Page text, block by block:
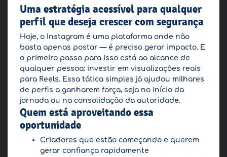
Uma estratégia acessível para qualquer
perfil que deseja crescer com segurança
Hoje, o Instagram é uma plataforma onde não
basta apenas postar — é preciso gerar impacto. E
o primeiro passo para isso está ao alcance de
qualquer pessoa: investir em visualizações reais
para Reels. Essa tática simples já ajudou milhares
de perfis a ganharem força, seja no início da
jornada ou na consolidação da autoridade.
Quem está aproveitando essa
oportunidade
Criadores que estão começando e querem
gerar confiança rapidamente